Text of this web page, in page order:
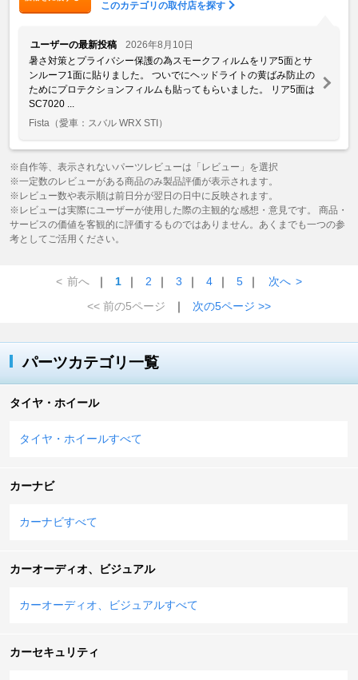
このカテゴリの取付店を探す
ユーザーの最新投稿
2026年8月10日
暑さ対策とプライバシー保護の為スモークフィルムをリア5面とサ
ンルーフ1面に貼りました。 ついでにヘッドライトの黄ばみ防止の
ためにプロテクションフィルムも貼ってもらいました。 リア5面は
SC7020 ...
Fista （愛車：スバル WRX STI）
※自作等、表示されないパーツレビューは「レビュー」を選択
※一定数のレビューがある商品のみ製品評価が表示されます。
※レビュー数や表示順は前日分が翌日の日中に反映されます。
※レビューは実際にユーザーが使用した際の主観的な感想・意見です。 商品・
サービスの価値を客観的に評価するものではありません。あくまでも一つの参
考としてご活用ください。
< 前へ ｜ 1 ｜ 2 ｜ 3 ｜ 4 ｜ 5 ｜ 次へ >
<< 前の5ページ
｜ 次の5ページ >>
パーツカテゴリ一覧
タイヤ・ホイール
タイヤ・ホイールすべて
カーナビ
カーナビすべて
カーオーディオ、ビジュアル
カーオーディオ、ビジュアルすべて
カーセキュリティ